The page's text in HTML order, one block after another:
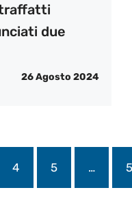
due
26 Agosto 2024
4 5 …